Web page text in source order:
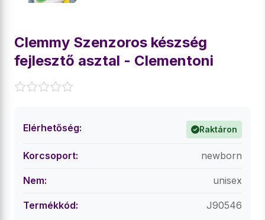
Clemmy Szenzoros készség
fejlesztő asztal - Clementoni
Elérhetőség: Raktáron
Korcsoport: newborn
Nem: unisex
Termékkód: J90546